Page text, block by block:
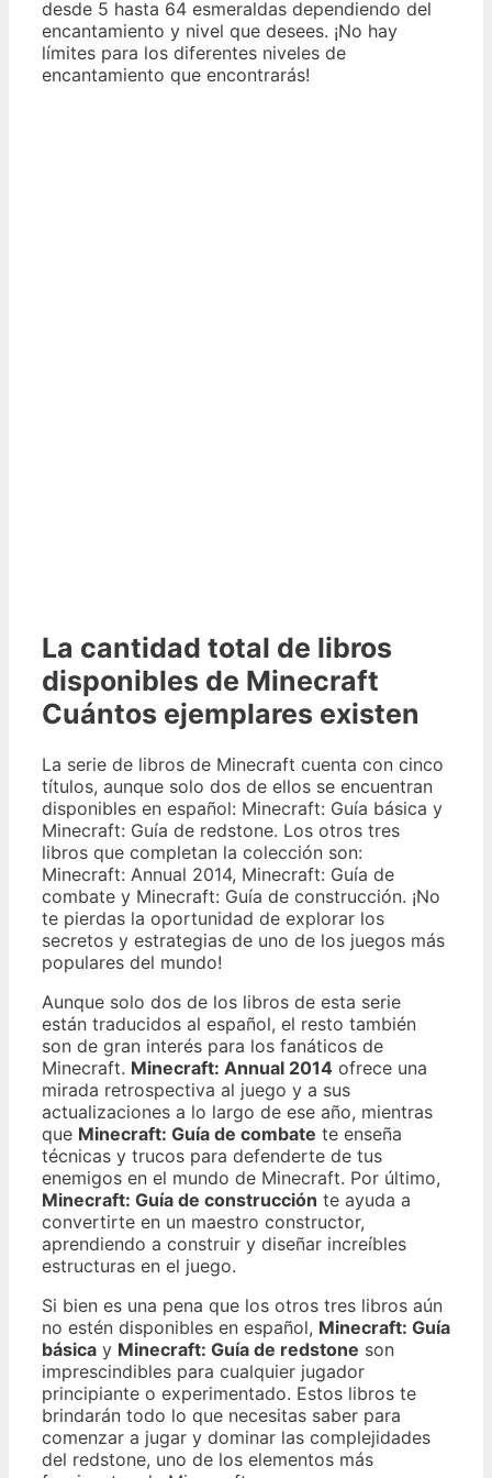
desde 5 hasta 64 esmeraldas dependiendo del
encantamiento y nivel que desees. ¡No hay
límites para los diferentes niveles de
encantamiento que encontrarás!
La cantidad total de libros
disponibles de Minecraft
Cuántos ejemplares existen
La serie de libros de Minecraft cuenta con cinco
títulos, aunque solo dos de ellos se encuentran
disponibles en español: Minecraft: Guía básica y
Minecraft: Guía de redstone. Los otros tres
libros que completan la colección son:
Minecraft: Annual 2014, Minecraft: Guía de
combate y Minecraft: Guía de construcción. ¡No
te pierdas la oportunidad de explorar los
secretos y estrategias de uno de los juegos más
populares del mundo!
Aunque solo dos de los libros de esta serie
están traducidos al español, el resto también
son de gran interés para los fanáticos de
Minecraft. Minecraft: Annual 2014 ofrece una
mirada retrospectiva al juego y a sus
actualizaciones a lo largo de ese año, mientras
que Minecraft: Guía de combate te enseña
técnicas y trucos para defenderte de tus
enemigos en el mundo de Minecraft. Por último,
Minecraft: Guía de construcción te ayuda a
convertirte en un maestro constructor,
aprendiendo a construir y diseñar increíbles
estructuras en el juego.
Si bien es una pena que los otros tres libros aún
no estén disponibles en español, Minecraft: Guía
básica y Minecraft: Guía de redstone son
imprescindibles para cualquier jugador
principiante o experimentado. Estos libros te
brindarán todo lo que necesitas saber para
comenzar a jugar y dominar las complejidades
del redstone, uno de los elementos más